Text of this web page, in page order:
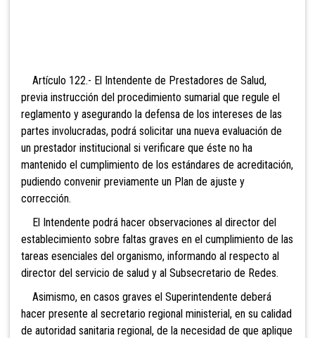
Artículo 122.- El Intendente de Prestadores de Salud,
previa instrucción del procedimiento sumarial que regule el
reglamento y asegurando la defensa de los intereses de las
partes involucradas, podrá solicitar una nueva evaluación de
un prestador institucional si verificare que éste no ha
mantenido el cumplimiento de los estándares de acreditación,
pudiendo convenir previamente un Plan de ajuste y
corrección.
El Intendente podrá hacer observaciones al director del
establecimiento sobre faltas graves en el cumplimiento de las
tareas esenciales del organismo, informando al respecto al
director del servicio de salud y al Subsecretario de Redes.
Asimismo, en casos graves el Superintendente deberá
hacer presente al secretario regional ministerial, en su calidad
de autoridad sanitaria regional, de la necesidad de que aplique